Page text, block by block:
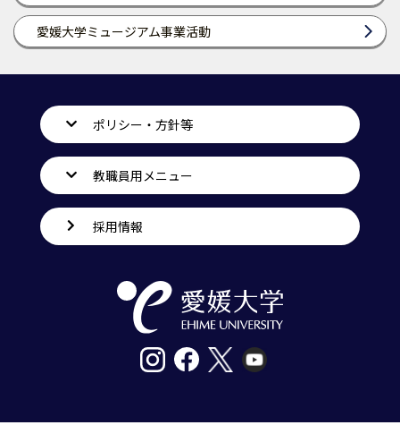
愛媛大学ミュージアム事業活動
ポリシー・方針等
教職員用メニュー
採用情報